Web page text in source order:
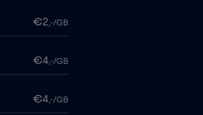
€2,-/GB
€4,-/GB
€4,-/GB